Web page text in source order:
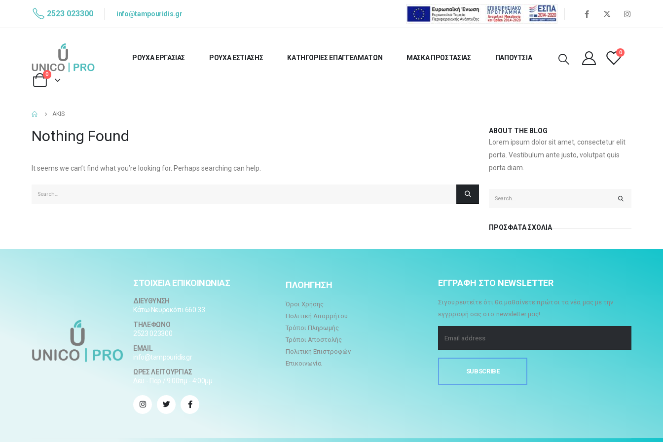
2523 023300 info@tampouridis.gr
ΡΟΥΧΑ ΕΡΓΑΣΙΑΣ ΡΟΥΧΑ ΕΣΤΙΑΣΗΣ ΚΑΤΗΓΟΡΙΕΣ ΕΠΑΓΓΕΛΜΑΤΩΝ ΜΑΣΚΑ ΠΡΟΣΤΑΣΙΑΣ ΠΑΠΟΥΤΣΙΑ
0
0
AKIS
Nothing Found
It seems we can’t find what you’re looking for. Perhaps searching can help.
ABOUT THE BLOG
Lorem ipsum dolor sit amet, consectetur elit
porta. Vestibulum ante justo, volutpat quis
porta diam.
ΠΡΌΣΦΑΤΑ ΣΧΌΛΙΑ
ΣΤΟΙΧΕΙΑ ΕΠΙΚΟΙΝΩΝΙΑΣ
ΔΙΕΥΘΥΝΣΗ
Κάτω Νευροκόπι 660 33
ΤΗΛΕΦΩΝΟ
2523 023300
EMAIL
info@tampouridis.gr
ΩΡΕΣ ΛΕΙΤΟΥΡΓΙΑΣ
Δευ - Παρ / 9:00πμ - 4:00μμ
ΠΛΟΗΓΗΣΗ
Όροι Χρήσης
Πολιτική Απορρήτου
Τρόποι Πληρωμής
Τρόποι Αποστολής
Πολιτική Επιστροφών
Επικοινωνία
ΕΓΓΡΑΦΗ ΣΤΟ NEWSLETTER
Σιγουρευτείτε ότι θα μαθαίνετε πρώτοι τα νέα μας με την
εγγρραφή σας στο newsletter μας!